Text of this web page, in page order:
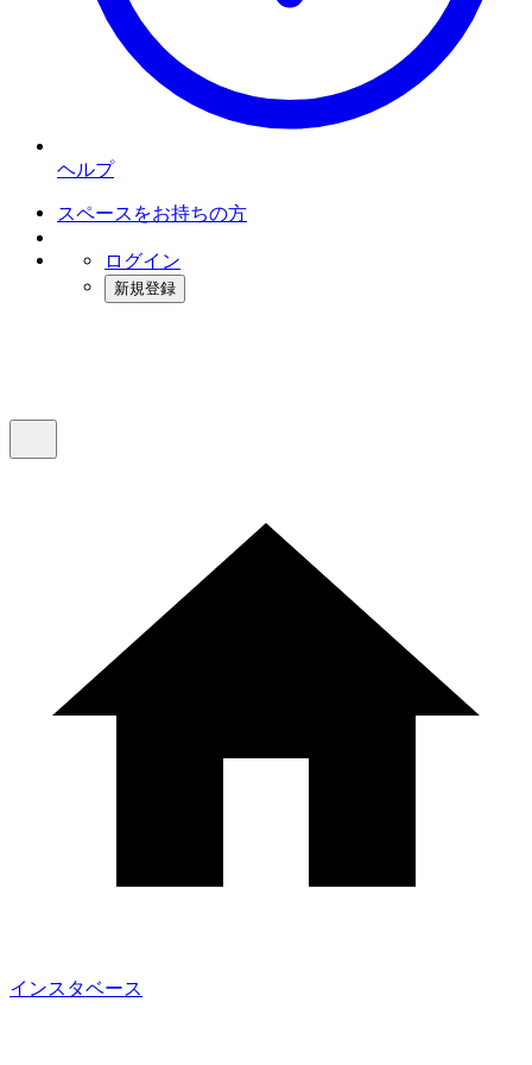
ヘルプ
スペースをお持ちの方
ログイン
新規登録
インスタベース